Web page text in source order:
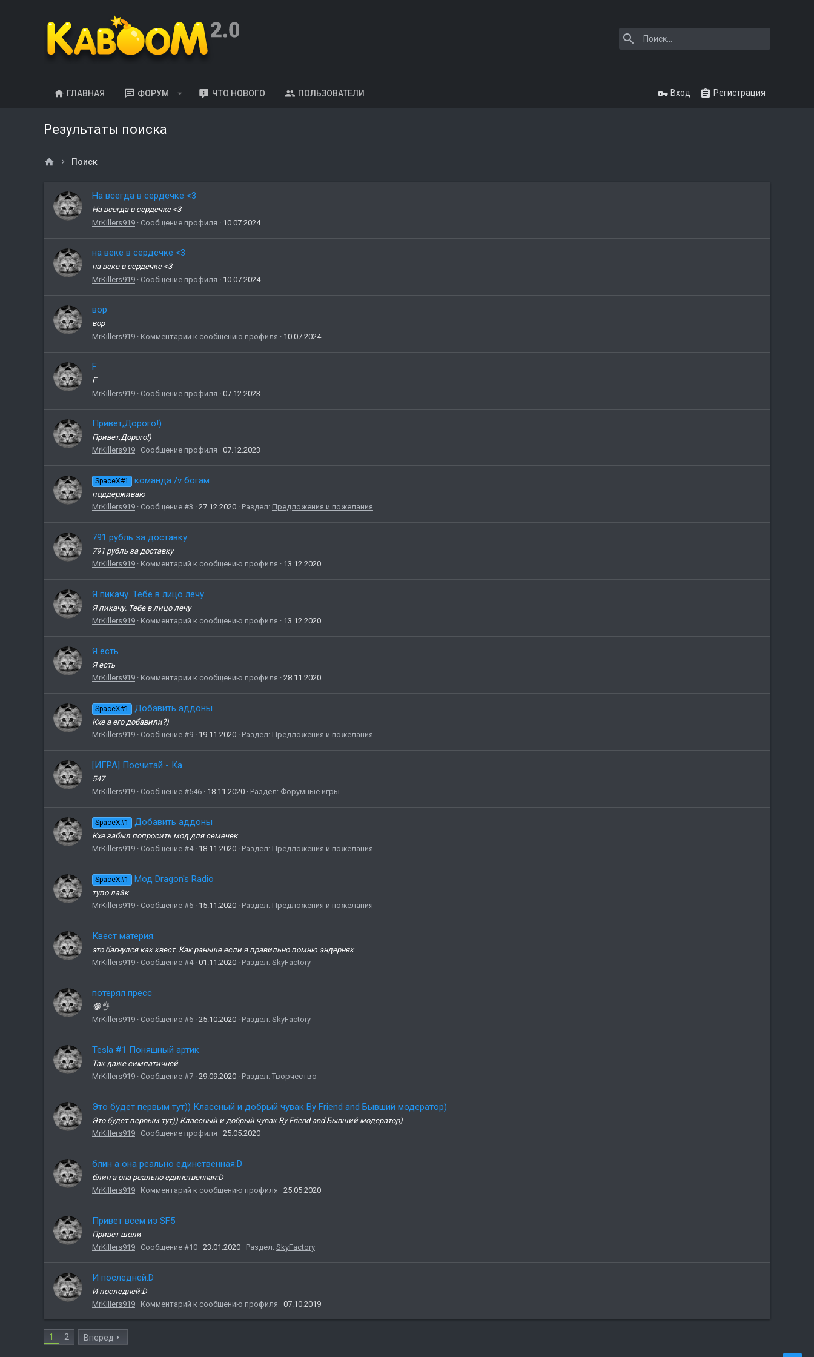
ГЛАВНАЯ ФОРУМ ЧТО НОВОГО ПОЛЬЗОВАТЕЛИ Вход Регистрация
Результаты поиска
Поиск
На всегда в сердечке <3
На всегда в сердечке <3
MrKillers919
Сообщение профиля 10.07.2024
на веке в сердечке <3
на веке в сердечке <3
MrKillers919
Сообщение профиля 10.07.2024
вор
вор
MrKillers919
Комментарий к сообщению профиля 10.07.2024
F
F
MrKillers919
Сообщение профиля 07.12.2023
Привет,Дорого!)
Привет,Дорого!)
MrKillers919
Сообщение профиля 07.12.2023
SpaceX#1 команда /v богам
поддерживаю
MrKillers919
Сообщение #3 27.12.2020 Раздел: Предложения и пожелания
791 рубль за доставку
791 рубль за доставку
MrKillers919
Комментарий к сообщению профиля 13.12.2020
Я пикачу. Тебе в лицо лечу
Я пикачу. Тебе в лицо лечу
MrKillers919
Комментарий к сообщению профиля 13.12.2020
Я есть
Я есть
MrKillers919
Комментарий к сообщению профиля 28.11.2020
SpaceX#1 Добавить аддоны
Кхе а его добавили?)
MrKillers919
Сообщение #9 19.11.2020 Раздел: Предложения и пожелания
[ИГРА] Посчитай - Ка
547
MrKillers919
Сообщение #546 18.11.2020 Раздел: Форумные игры
SpaceX#1 Добавить аддоны
Кхе забыл попросить мод для семечек
MrKillers919
Сообщение #4 18.11.2020 Раздел: Предложения и пожелания
SpaceX#1 Мод Dragon's Radio
тупо лайк
MrKillers919
Сообщение #6 15.11.2020 Раздел: Предложения и пожелания
Квест материя.
это багнулся как квест. Как раньше если я правильно помню эндерняк
MrKillers919
Сообщение #4 01.11.2020 Раздел: SkyFactory
потерял пресс
😂👌
MrKillers919
Сообщение #6 25.10.2020 Раздел: SkyFactory
Tesla #1 Поняшный артик
Так даже симпатичней
MrKillers919
Сообщение #7 29.09.2020 Раздел: Творчество
Это будет первым тут)) Классный и добрый чувак By Friend and Бывший модератор)
Это будет первым тут)) Классный и добрый чувак By Friend and Бывший модератор)
MrKillers919
Сообщение профиля 25.05.2020
блин а она реально единственная:D
блин а она реально единственная:D
MrKillers919
Комментарий к сообщению профиля 25.05.2020
Привет всем из SF5
Привет шоли
MrKillers919
Сообщение #10 23.01.2020 Раздел: SkyFactory
И последней:D
И последней:D
MrKillers919
Комментарий к сообщению профиля 07.10.2019
1 2 Вперед